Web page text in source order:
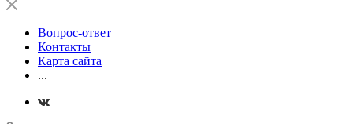
Вопрос-ответ
Контакты
Карта сайта
...